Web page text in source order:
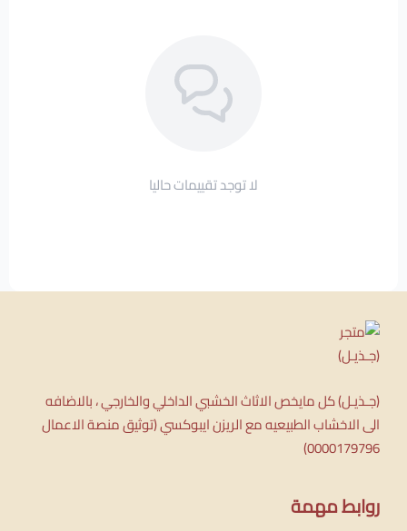
لا توجد تقييمات حاليا
(جـذيـل) كل مايخص الاثاث الخشبي الداخلي والخارجي ، بالاضافه
الى الاخشاب الطبيعيه مع الريزن ايبوكسي (توثيق منصة الاعمال
0000179796)
روابط مهمة